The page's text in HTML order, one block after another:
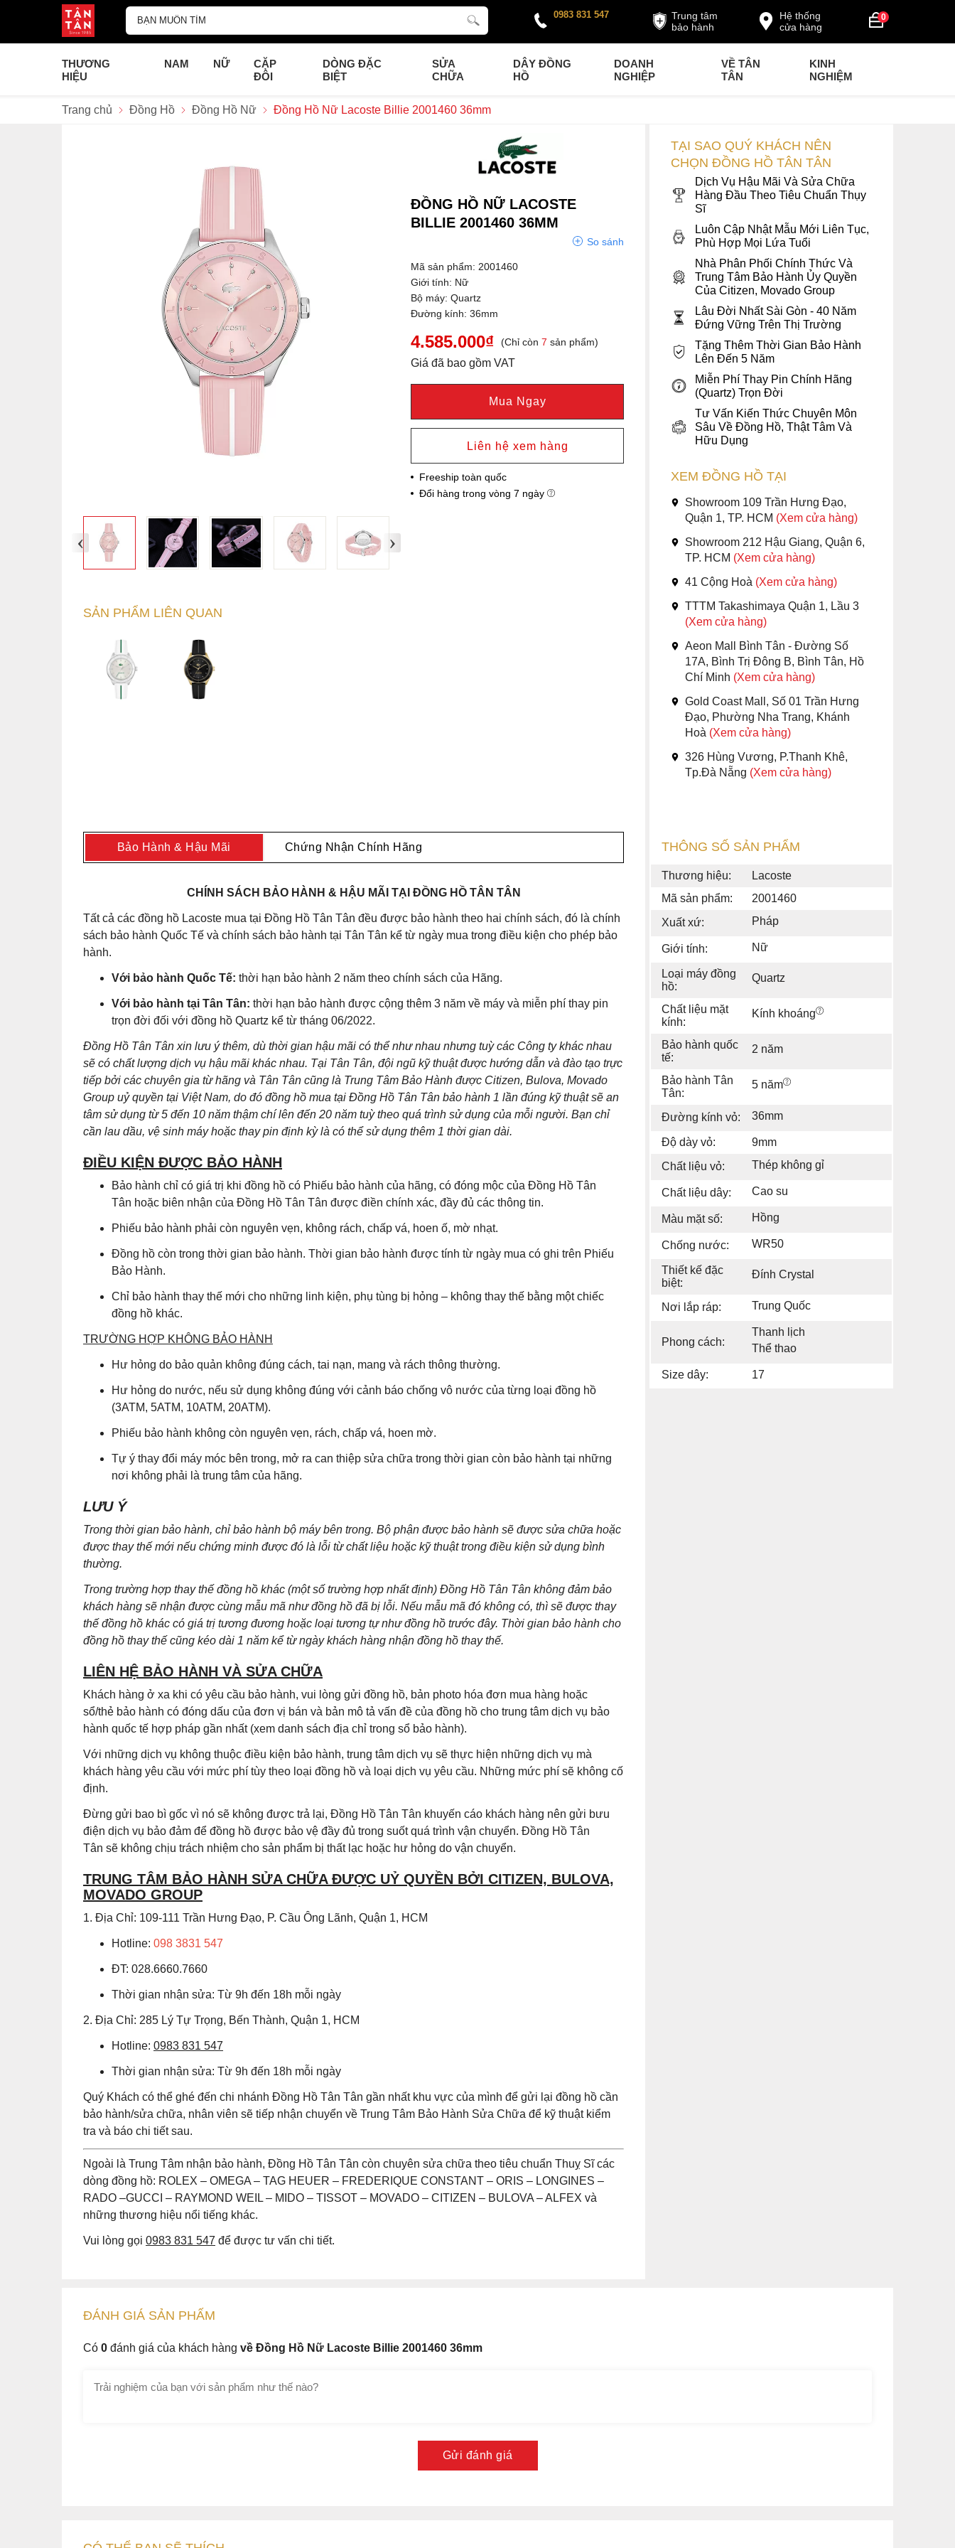
0
Hệ thống
cửa hàng
Trung tâm
bảo hành
0983 831 547
THƯƠNG
HIỆU
NAM NỮ
CẶP
ĐÔI
DÒNG ĐẶC
BIỆT
SỬA
CHỮA
DÂY ĐỒNG
HỒ
DOANH
NGHIỆP
VỀ TÂN
TÂN
KINH
NGHIỆM
Trang chủ Đồng Hồ Đồng Hồ Nữ Đồng Hồ Nữ Lacoste Billie 2001460 36mm
‹ ›
ĐỒNG HỒ NỮ LACOSTE
BILLIE 2001460 36MM
So sánh
Mã sản phẩm: 2001460
Giới tính: Nữ
Bộ máy: Quartz
Đường kính: 36mm
4.585.000₫ (Chỉ còn7 sản phẩm)
Giá đã bao gồm VAT
Mua Ngay
Liên hệ xem hàng
Freeship toàn quốc
Đổi hàng trong vòng 7 ngày
SẢN PHẨM LIÊN QUAN
TẠI SAO QUÝ KHÁCH NÊN
CHỌN ĐỒNG HỒ TÂN TÂN
Dịch Vụ Hậu Mãi Và Sửa Chữa
Hàng Đầu Theo Tiêu Chuẩn Thụy
Sĩ
Luôn Cập Nhật Mẫu Mới Liên Tục,
Phù Hợp Mọi Lứa Tuổi
Nhà Phân Phối Chính Thức Và
Trung Tâm Bảo Hành Ủy Quyền
Của Citizen, Movado Group
Lâu Đời Nhất Sài Gòn - 40 Năm
Đứng Vững Trên Thị Trường
Tặng Thêm Thời Gian Bảo Hành
Lên Đến 5 Năm
Miễn Phí Thay Pin Chính Hãng
(Quartz) Trọn Đời
Tư Vấn Kiến Thức Chuyên Môn
Sâu Về Đồng Hồ, Thật Tâm Và
Hữu Dụng
XEM ĐỒNG HỒ TẠI
Showroom 109 Trần Hưng Đạo,
Quận 1, TP. HCM (Xem cửa hàng)
Showroom 212 Hậu Giang, Quận 6,
TP. HCM (Xem cửa hàng)
41 Cộng Hoà (Xem cửa hàng)
TTTM Takashimaya Quận 1, Lầu 3
(Xem cửa hàng)
Aeon Mall Bình Tân - Đường Số
17A, Bình Trị Đông B, Bình Tân, Hồ
Chí Minh (Xem cửa hàng)
Gold Coast Mall, Số 01 Trần Hưng
Đạo, Phường Nha Trang, Khánh
Hoà (Xem cửa hàng)
326 Hùng Vương, P.Thanh Khê,
Tp.Đà Nẵng (Xem cửa hàng)
Bảo Hành & Hậu Mãi Chứng Nhận Chính Hãng
CHÍNH SÁCH BẢO HÀNH & HẬU MÃI TẠI ĐỒNG HỒ TÂN TÂN
Tất cả các đồng hồ Lacoste mua tại Đồng Hồ Tân Tân đều được bảo hành theo hai chính sách, đó là chính
sách bảo hành Quốc Tế và chính sách bảo hành tại Tân Tân kể từ ngày mua trong điều kiện cho phép bảo
hành.
Với bảo hành Quốc Tế: thời hạn bảo hành 2 năm theo chính sách của Hãng.
Với bảo hành tại Tân Tân: thời hạn bảo hành được cộng thêm 3 năm về máy và miễn phí thay pin
trọn đời đối với đồng hồ Quartz kể từ tháng 06/2022.
Đồng Hồ Tân Tân xin lưu ý thêm, dù thời gian hậu mãi có thể như nhau nhưng tuỳ các Công ty khác nhau
sẽ có chất lượng dịch vụ hậu mãi khác nhau. Tại Tân Tân, đội ngũ kỹ thuật được hướng dẫn và đào tạo trực
tiếp bởi các chuyên gia từ hãng và Tân Tân cũng là Trung Tâm Bảo Hành được Citizen, Bulova, Movado
Group uỷ quyền tại Việt Nam, do đó đồng hồ mua tại Đồng Hồ Tân Tân bảo hành 1 lần đúng kỹ thuật sẽ an
tâm sử dụng từ 5 đến 10 năm thậm chí lên đến 20 năm tuỳ theo quá trình sử dụng của mỗi người. Bạn chỉ
cần lau dầu, vệ sinh máy hoặc thay pin định kỳ là có thể sử dụng thêm 1 thời gian dài.
ĐIỀU KIỆN ĐƯỢC BẢO HÀNH
Bảo hành chỉ có giá trị khi đồng hồ có Phiếu bảo hành của hãng, có đóng mộc của Đồng Hồ Tân
Tân hoặc biên nhận của Đồng Hồ Tân Tân được điền chính xác, đầy đủ các thông tin.
Phiếu bảo hành phải còn nguyên vẹn, không rách, chấp vá, hoen ố, mờ nhạt.
Đồng hồ còn trong thời gian bảo hành. Thời gian bảo hành được tính từ ngày mua có ghi trên Phiếu
Bảo Hành.
Chỉ bảo hành thay thế mới cho những linh kiện, phụ tùng bị hỏng – không thay thế bằng một chiếc
đồng hồ khác.
TRƯỜNG HỢP KHÔNG BẢO HÀNH
Hư hỏng do bảo quản không đúng cách, tai nạn, mang và rách thông thường.
Hư hỏng do nước, nếu sử dụng không đúng với cảnh báo chống vô nước của từng loại đồng hồ
(3ATM, 5ATM, 10ATM, 20ATM).
Phiếu bảo hành không còn nguyên vẹn, rách, chấp vá, hoen mờ.
Tự ý thay đổi máy móc bên trong, mở ra can thiệp sửa chữa trong thời gian còn bảo hành tại những
nơi không phải là trung tâm của hãng.
LƯU Ý
Trong thời gian bảo hành, chỉ bảo hành bộ máy bên trong. Bộ phận được bảo hành sẽ được sửa chữa hoặc
được thay thế mới nếu chứng minh được đó là lỗi từ chất liệu hoặc kỹ thuật trong điều kiện sử dụng bình
thường.
Trong trường hợp thay thế đồng hồ khác (một số trường hợp nhất định) Đồng Hồ Tân Tân không đảm bảo
khách hàng sẽ nhận được cùng mẫu mã như đồng hồ đã bị lỗi. Nếu mẫu mã đó không có, thì sẽ được thay
thế đồng hồ khác có giá trị tương đương hoặc loại tương tự như đồng hồ trước đây. Thời gian bảo hành cho
đồng hồ thay thế cũng kéo dài 1 năm kể từ ngày khách hàng nhận đồng hồ thay thế.
LIÊN HỆ BẢO HÀNH VÀ SỬA CHỮA
Khách hàng ở xa khi có yêu cầu bảo hành, vui lòng gửi đồng hồ, bản photo hóa đơn mua hàng hoặc
sổ/thẻ bảo hành có đóng dấu của đơn vị bán và bản mô tả vấn đề của đồng hồ cho trung tâm dịch vụ bảo
hành quốc tế hợp pháp gần nhất (xem danh sách địa chỉ trong sổ bảo hành).
Với những dịch vụ không thuộc điều kiện bảo hành, trung tâm dịch vụ sẽ thực hiện những dịch vụ mà
khách hàng yêu cầu với mức phí tùy theo loại đồng hồ và loại dịch vụ yêu cầu. Những mức phí sẽ không cố
định.
Đừng gửi bao bì gốc vì nó sẽ không được trả lại, Đồng Hồ Tân Tân khuyến cáo khách hàng nên gửi bưu
điện dịch vụ bảo đảm để đồng hồ được bảo vệ đầy đủ trong suốt quá trình vận chuyển. Đồng Hồ Tân
Tân sẽ không chịu trách nhiệm cho sản phẩm bị thất lạc hoặc hư hỏng do vận chuyển.
TRUNG TÂM BẢO HÀNH SỬA CHỮA ĐƯỢC UỶ QUYỀN BỞI CITIZEN, BULOVA,
MOVADO GROUP
1. Địa Chỉ: 109-111 Trần Hưng Đạo, P. Cầu Ông Lãnh, Quận 1, HCM
Hotline: 098 3831 547
ĐT: 028.6660.7660
Thời gian nhận sửa: Từ 9h đến 18h mỗi ngày
2. Địa Chỉ: 285 Lý Tự Trọng, Bến Thành, Quận 1, HCM
Hotline: 0983 831 547
Thời gian nhận sửa: Từ 9h đến 18h mỗi ngày
Quý Khách có thể ghé đến chi nhánh Đồng Hồ Tân Tân gần nhất khu vực của mình để gửi lại đồng hồ cần
bảo hành/sửa chữa, nhân viên sẽ tiếp nhận chuyển về Trung Tâm Bảo Hành Sửa Chữa để kỹ thuật kiểm
tra và báo chi tiết sau.
Ngoài là Trung Tâm nhận bảo hành, Đồng Hồ Tân Tân còn chuyên sửa chữa theo tiêu chuẩn Thuỵ Sĩ các
dòng đồng hồ: ROLEX – OMEGA – TAG HEUER – FREDERIQUE CONSTANT – ORIS – LONGINES –
RADO –GUCCI – RAYMOND WEIL – MIDO – TISSOT – MOVADO – CITIZEN – BULOVA – ALFEX và
những thương hiệu nổi tiếng khác.
Vui lòng gọi 0983 831 547 để được tư vấn chi tiết.
THÔNG SỐ SẢN PHẨM
Thương hiệu:
Lacoste
Mã sản phẩm:
2001460
Xuất xứ:
Pháp
Giới tính: Nữ
Loại máy đồng
hồ:
Quartz
Chất liệu mặt
kính:
Kính khoáng
Bảo hành quốc
tế:
2 năm
Bảo hành Tân
Tân:
5 năm
Đường kính vỏ: 36mm
Độ dày vỏ:
9mm
Chất liệu vỏ:
Thép không gỉ
Chất liệu dây: Cao su
Màu mặt số: Hồng
Chống nước: WR50
Thiết kế đặc
biệt:
Đính Crystal
Nơi lắp ráp: Trung Quốc
Phong cách:
Thanh lịch
Thể thao
Size dây: 17
ĐÁNH GIÁ SẢN PHẤM
Có 0 đánh giá của khách hàng về Đồng Hồ Nữ Lacoste Billie 2001460 36mm
Gửi đánh giá